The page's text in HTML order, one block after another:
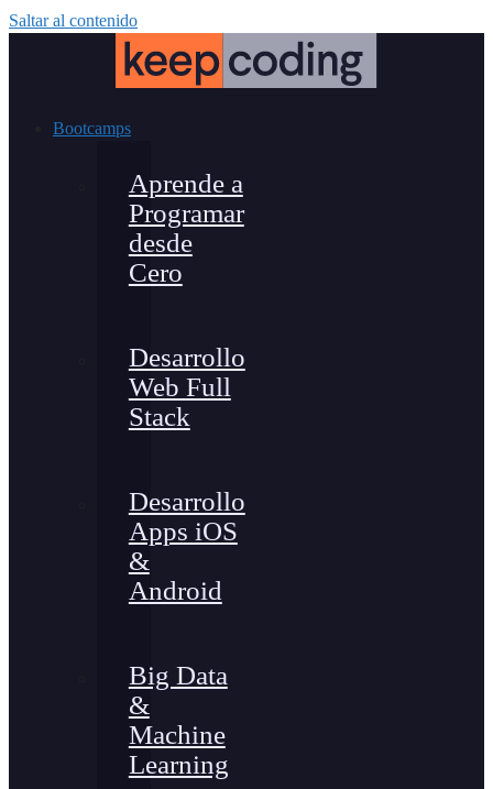
Saltar al contenido
Bootcamps
Aprende a
Programar
desde
Cero
Desarrollo
Web Full
Stack
Desarrollo
Apps iOS
&
Android
Big Data
&
Machine
Learning